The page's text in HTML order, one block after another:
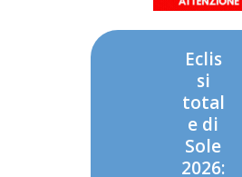
Eclis
si
total
e di
Sole
2026: